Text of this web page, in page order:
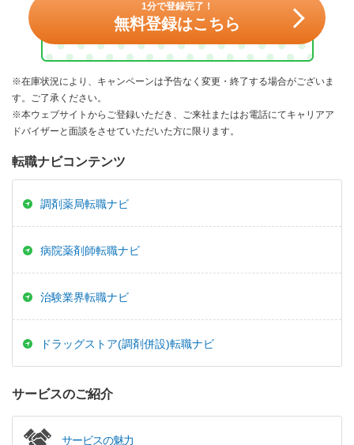
※在庫状況により、キャンペーンは予告なく変更・終了する場合がございま
す。ご了承ください。
※本ウェブサイトからご登録いただき、ご来社またはお電話にてキャリアア
ドバイザーと面談をさせていただいた方に限ります。
1分で登録完了！
無料登録はこちら
転職ナビコンテンツ
調剤薬局転職ナビ
病院薬剤師転職ナビ
治験業界転職ナビ
ドラッグストア(調剤併設)転職ナビ
サービスのご紹介
サービスの魅力